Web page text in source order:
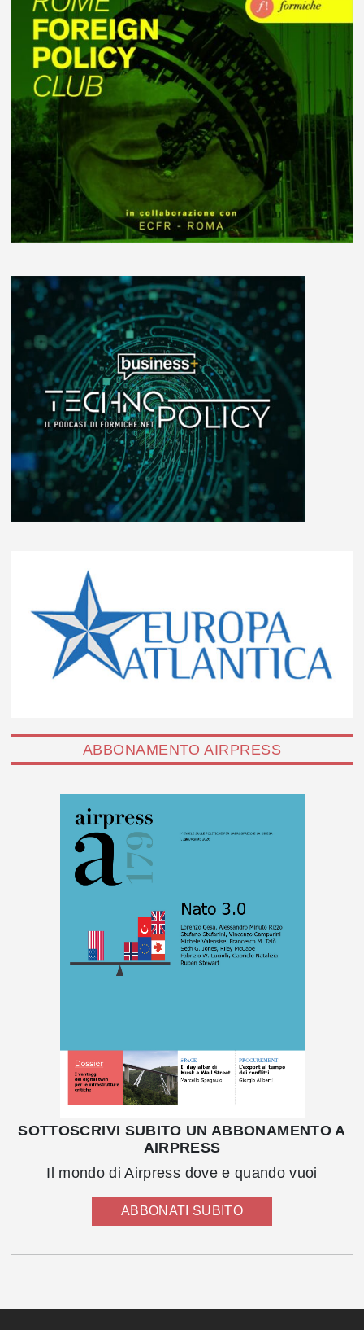
ABBONAMENTO AIRPRESS
SOTTOSCRIVI SUBITO UN ABBONAMENTO A
AIRPRESS
Il mondo di Airpress dove e quando vuoi
ABBONATI SUBITO